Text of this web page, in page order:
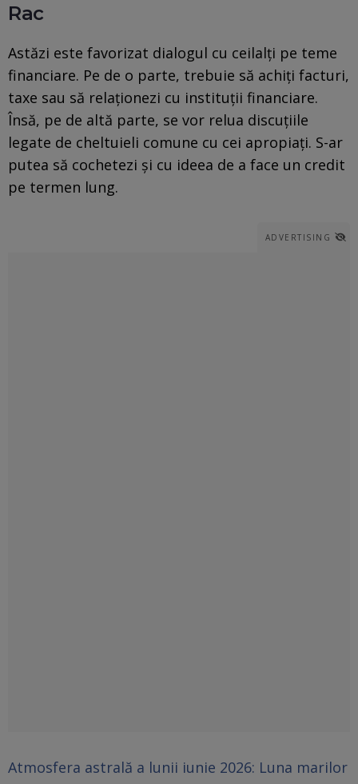
Rac
Astăzi este favorizat dialogul cu ceilalți pe teme
financiare. Pe de o parte, trebuie să achiți facturi,
taxe sau să relaționezi cu instituții financiare.
Însă, pe de altă parte, se vor relua discuțiile
legate de cheltuieli comune cu cei apropiați. S-ar
putea să cochetezi și cu ideea de a face un credit
pe termen lung.
ADVERTISING
Atmosfera astrală a lunii iunie 2026: Luna marilor